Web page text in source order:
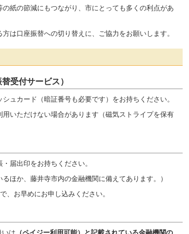
紙の節減にもつながり、市にとっても多くの利点があ
は口座振替への切り替えに、ご協力をお願いします。
受付サービス）
ュカード（暗証番号も必要です）をお持ちください。
用いただけない場合があります（磁気ストライプを保有
届出印をお持ちください。
ほか、藤井寺市内の金融機関に備えてあります。）
、お早めにお申し込みください。